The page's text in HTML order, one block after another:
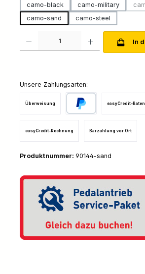
camo-black
camo-military
camo-sand camo-steel
In
Unsere Zahlungsarten:
Überweisung easyCredit-
easyCredit-Rechnung Barzahlung vor Ort
Produktnummer: 90144-sand